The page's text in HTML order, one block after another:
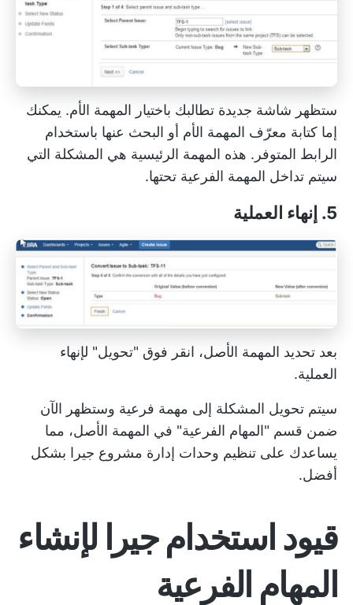
ستظهر شاشة جديدة تطالبك باختيار المهمة الأم. يمكنك
إما كتابة معرّف المهمة الأم أو البحث عنها باستخدام
الرابط المتوفر. هذه المهمة الرئيسية هي المشكلة التي
سيتم تداخل المهمة الفرعية تحتها.
5. إنهاء العملية
بعد تحديد المهمة الأصل، انقر فوق "تحويل" لإنهاء
العملية.
سيتم تحويل المشكلة إلى مهمة فرعية وستظهر الآن
ضمن قسم "المهام الفرعية" في المهمة الأصل، مما
يساعدك على تنظيم وحدات إدارة مشروع جيرا بشكل
أفضل.
قيود استخدام جيرا لإنشاء
المهام الفرعية